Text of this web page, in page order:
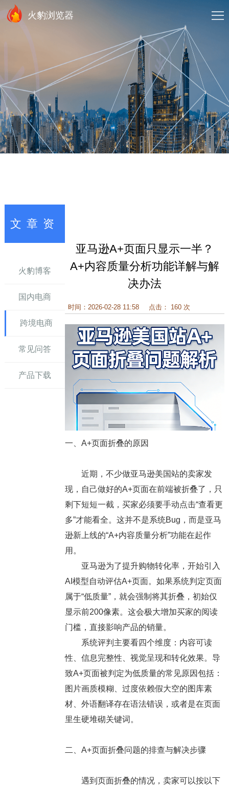
火豹浏览器
文章资
火豹博客
国内电商
跨境电商
常见问答
产品下载
亚马逊A+页面只显示一半？
A+内容质量分析功能详解与解
决办法
时间：2026-02-28 11:58 点击： 160 次
一、A+页面折叠的原因
近期，不少做亚马逊美国站的卖家发
现，自己做好的A+页面在前端被折叠了，只
剩下短短一截，买家必须要手动点击“查看更
多”才能看全。这并不是系统Bug，而是亚马
逊新上线的“A+内容质量分析”功能在起作
用。
亚马逊为了提升购物转化率，开始引入
AI模型自动评估A+页面。如果系统判定页面
属于“低质量”，就会强制将其折叠，初始仅
显示前200像素。这会极大增加买家的阅读
门槛，直接影响产品的销量。
系统评判主要看四个维度： 内容可读
性、信息完整性、视觉呈现和转化效果。导
致A+页面被判定为低质量的常见原因包括：
图片画质模糊、过度依赖假大空的图库素
材、外语翻译存在语法错误，或者是在页面
里生硬堆砌关键词。
二、A+页面折叠问题的排查与解决步骤
遇到页面折叠的情况，卖家可以按以下